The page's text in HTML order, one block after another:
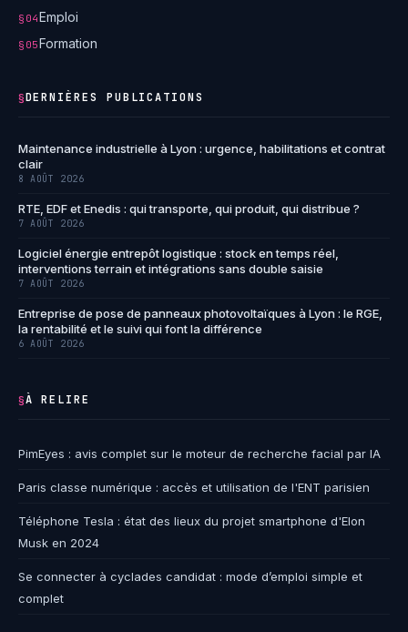
§04Emploi
§05Formation
§DERNIÈRES PUBLICATIONS
Maintenance industrielle à Lyon : urgence, habilitations et contrat
clair
8 AOÛT 2026
RTE, EDF et Enedis : qui transporte, qui produit, qui distribue ?
7 AOÛT 2026
Logiciel énergie entrepôt logistique : stock en temps réel,
interventions terrain et intégrations sans double saisie
7 AOÛT 2026
Entreprise de pose de panneaux photovoltaïques à Lyon : le RGE,
la rentabilité et le suivi qui font la différence
6 AOÛT 2026
§À RELIRE
PimEyes : avis complet sur le moteur de recherche facial par IA
Paris classe numérique : accès et utilisation de l'ENT parisien
Téléphone Tesla : état des lieux du projet smartphone d'Elon
Musk en 2024
Se connecter à cyclades candidat : mode d’emploi simple et
complet